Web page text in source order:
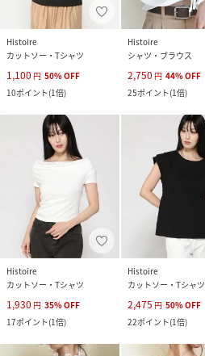
Histoire
カットソー・Tシャツ
1,100 円 50%OFF
10ポイント(1倍)
Histoire
シャツ・ブラウス
2,750 円 44%OFF
25ポイント(1倍)
Histoire
カットソー・Tシャツ
1,930 円 35%OFF
17ポイント(1倍)
Histoire
カットソー・Tシャツ
2,475 円 50%OFF
22ポイント(1倍)